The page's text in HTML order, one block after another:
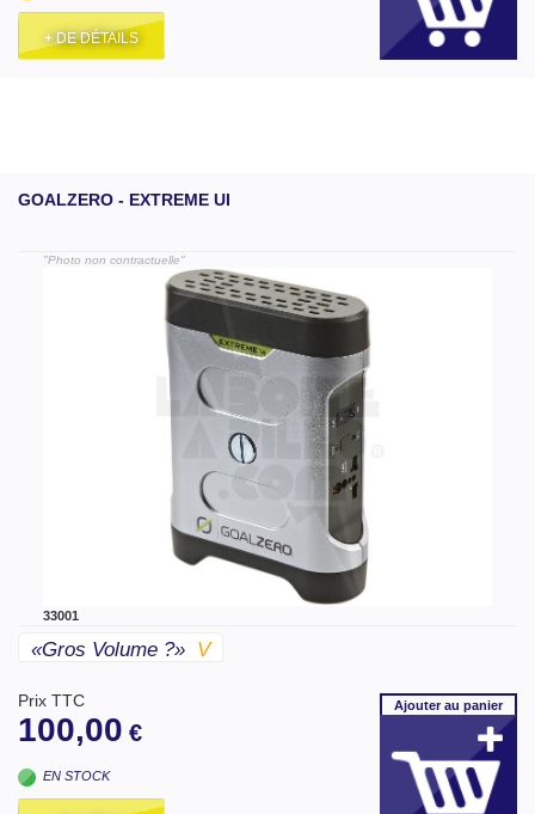
+ DE DÉTAILS
GOALZERO - EXTREME UI
"Photo non contractuelle"
33001
«gros Volume ?» V
Prix TTC
100,00 €
EN STOCK
Ajouterau panier